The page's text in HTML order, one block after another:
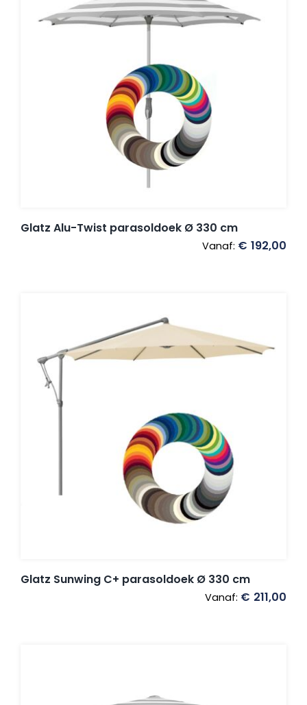
Glatz parasoldoeken
Umbrosa en Paraflex parasoldoeken
Glatz Alu-Twist parasoldoek Ø 330 cm
Vanaf: € 192,00
Glatz Sunwing C+ parasoldoek Ø 330 cm
Vanaf: € 211,00